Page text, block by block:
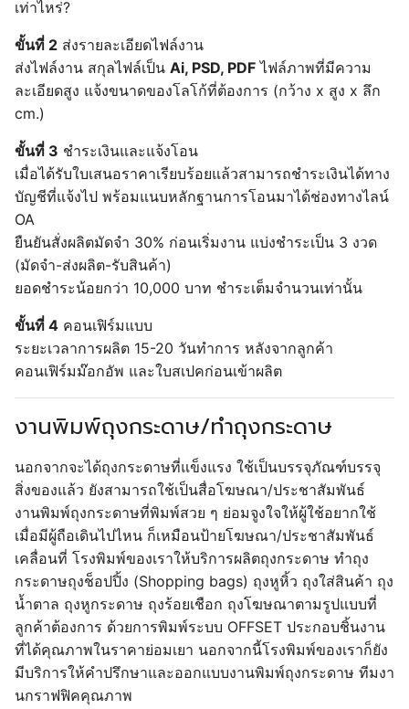
เท่าไหร่?
ขั้นที่ 2 ส่งรายละเอียดไฟล์งาน
ส่งไฟล์งาน สกุลไฟล์เป็น Ai, PSD, PDF ไฟล์ภาพที่มีความ
ละเอียดสูง แจ้งขนาดของโลโก้ที่ต้องการ (กว้าง x สูง x ลึก
cm.)
ขั้นที่ 3 ชำระเงินและแจ้งโอน
เมื่อได้รับใบเสนอราคาเรียบร้อยแล้วสามารถชำระเงินได้ทาง
บัญชีที่แจ้งไป พร้อมแนบหลักฐานการโอนมาได้ช่องทางไลน์
OA
ยืนยันสั่งผลิตมัดจำ 30% ก่อนเริ่มงาน แบ่งชำระเป็น 3 งวด
(มัดจำ-ส่งผลิต-รับสินค้า)
ยอดชำระน้อยกว่า 10,000 บาท ชำระเต็มจำนวนเท่านั้น
ขั้นที่ 4 คอนเฟิร์มแบบ
ระยะเวลาการผลิต 15-20 วันทำการ หลังจากลูกค้า
คอนเฟิร์มม๊อกอัพ และใบสเปคก่อนเข้าผลิต
งานพิมพ์ถุงกระดาษ/ทำถุงกระดาษ
นอกจากจะได้ถุงกระดาษที่แข็งแรง ใช้เป็นบรรจุภัณฑ์บรรจุ
สิ่งของแล้ว ยังสามารถใช้เป็นสื่อโฆษณา/ประชาสัมพันธ์
งานพิมพ์ถุงกระดาษที่พิมพ์สวย ๆ ย่อมจูงใจให้ผู้ใช้อยากใช้
เมื่อมีผู้ถือเดินไปไหน ก็เหมือนป้ายโฆษณา/ประชาสัมพันธ์
เคลื่อนที่ โรงพิมพ์ของเราให้บริการผลิตถุงกระดาษ ทำถุง
กระดาษถุงช็อปปิ้ง (Shopping bags) ถุงหูหิ้ว ถุงใส่สินค้า ถุง
น้ำตาล ถุงหูกระดาษ ถุงร้อยเชือก ถุงโฆษณาตามรูปแบบที่
ลูกค้าต้องการ ด้วยการพิมพ์ระบบ OFFSET ประกอบชิ้นงาน
ที่ได้คุณภาพในราคาย่อมเยา นอกจากนี้โรงพิมพ์ของเราก็ยัง
มีบริการให้คำปรึกษาและออกแบบงานพิมพ์ถุงกระดาษ ทีมงา
นกราฟฟิคคุณภาพ